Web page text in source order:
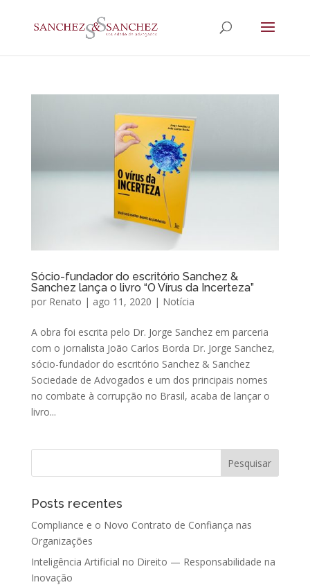
Sócio-fundador do escritório Sanchez &
Sanchez lança o livro “O Vírus da Incerteza”
por Renato | ago 11, 2020 | Notícia
A obra foi escrita pelo Dr. Jorge Sanchez em parceria
com o jornalista João Carlos Borda Dr. Jorge Sanchez,
sócio-fundador do escritório Sanchez & Sanchez
Sociedade de Advogados e um dos principais nomes
no combate à corrupção no Brasil, acaba de lançar o
livro...
Posts recentes
Compliance e o Novo Contrato de Confiança nas
Organizações
Inteligência Artificial no Direito — Responsabilidade na
Inovação